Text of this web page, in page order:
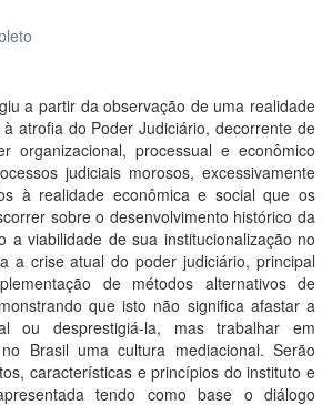
a partir da observação de uma realidade
atrofia do Poder Judiciário, decorrente de
organizacional, processual e econômico
judiciais morosos, excessivamente
à realidade econômica e social que os
sobre o desenvolvimento histórico da
a viabilidade de sua institucionalização no
a crise atual do poder judiciário, principal
de métodos alternativos de
que isto não significa afastar a
ou desprestigiá-la, mas trabalhar em
Brasil uma cultura mediacional. Serão
características e princípios do instituto e
tendo como base o diálogo